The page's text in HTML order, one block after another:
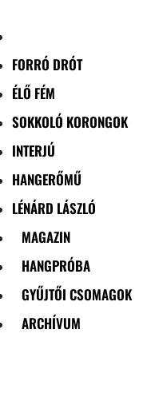
FORRÓ DRÓT
ÉLŐ FÉM
SOKKOLÓ KORONGOK
INTERJÚ
HANGERŐMŰ
LÉNÁRD LÁSZLÓ
MAGAZIN
HANGPRÓBA
GYŰJTŐI CSOMAGOK
ARCHÍVUM